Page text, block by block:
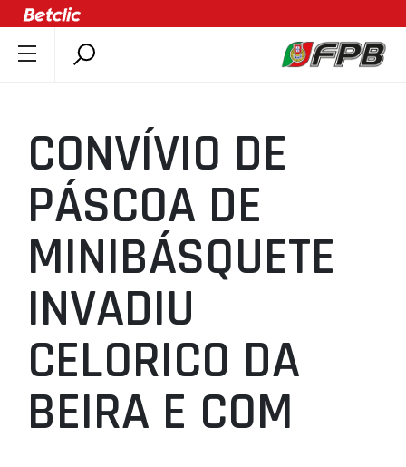
DOCUMENTOS
ÚLTIMAS
COMPETIÇÕES
ASSOCIAÇÕES
CLUBES
AGENTES
AGENDA
SELEÇÕES
MINIBASQUETE
ÁREA TÉCNICA
PROJETOS
CONVÍVIO DE
PÁSCOA DE
MINIBÁSQUETE
INVADIU
CELORICO DA
BEIRA E COM